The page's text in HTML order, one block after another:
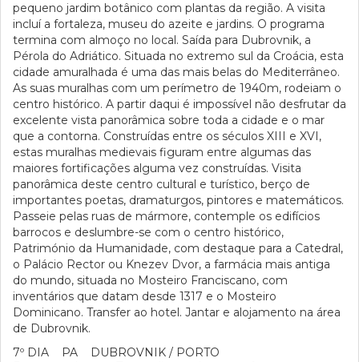
pequeno jardim botânico com plantas da região. A visita
incluí a fortaleza, museu do azeite e jardins. O programa
termina com almoço no local. Saída para Dubrovnik, a
Pérola do Adriático. Situada no extremo sul da Croácia, esta
cidade amuralhada é uma das mais belas do Mediterrâneo.
As suas muralhas com um perímetro de 1940m, rodeiam o
centro histórico. A partir daqui é impossível não desfrutar da
excelente vista panorâmica sobre toda a cidade e o mar
que a contorna. Construídas entre os séculos XIII e XVI,
estas muralhas medievais figuram entre algumas das
maiores fortificações alguma vez construídas. Visita
panorâmica deste centro cultural e turístico, berço de
importantes poetas, dramaturgos, pintores e matemáticos.
Passeie pelas ruas de mármore, contemple os edifícios
barrocos e deslumbre-se com o centro histórico,
Património da Humanidade, com destaque para a Catedral,
o Palácio Rector ou Knezev Dvor, a farmácia mais antiga
do mundo, situada no Mosteiro Franciscano, com
inventários que datam desde 1317 e o Mosteiro
Dominicano. Transfer ao hotel. Jantar e alojamento na área
de Dubrovnik.
7º DIA PA DUBROVNIK / PORTO